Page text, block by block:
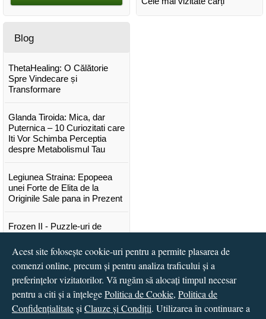
Blog
ThetaHealing: O Călătorie
Spre Vindecare și
Transformare
Glanda Tiroida: Mica, dar
Puternica – 10 Curiozitati care
Iti Vor Schimba Perceptia
despre Metabolismul Tau
Legiunea Straina: Epopeea
unei Forte de Elita de la
Originile Sale pana in Prezent
Frozen II - Puzzle-uri de
Lansare "Portocalele verzi" de
Vitali Cipileaga
...toate știrile
Acest site folosește cookie-uri pentru a permite plasarea de
comenzi online, precum și pentru analiza traficului și a
preferințelor vizitatorilor. Vă rugăm să alocați timpul necesar
pentru a citi și a înțelegePolitica de Cookie, Politica de
Confidențialitateși Clauze și Condiții. Utilizarea în continuare a